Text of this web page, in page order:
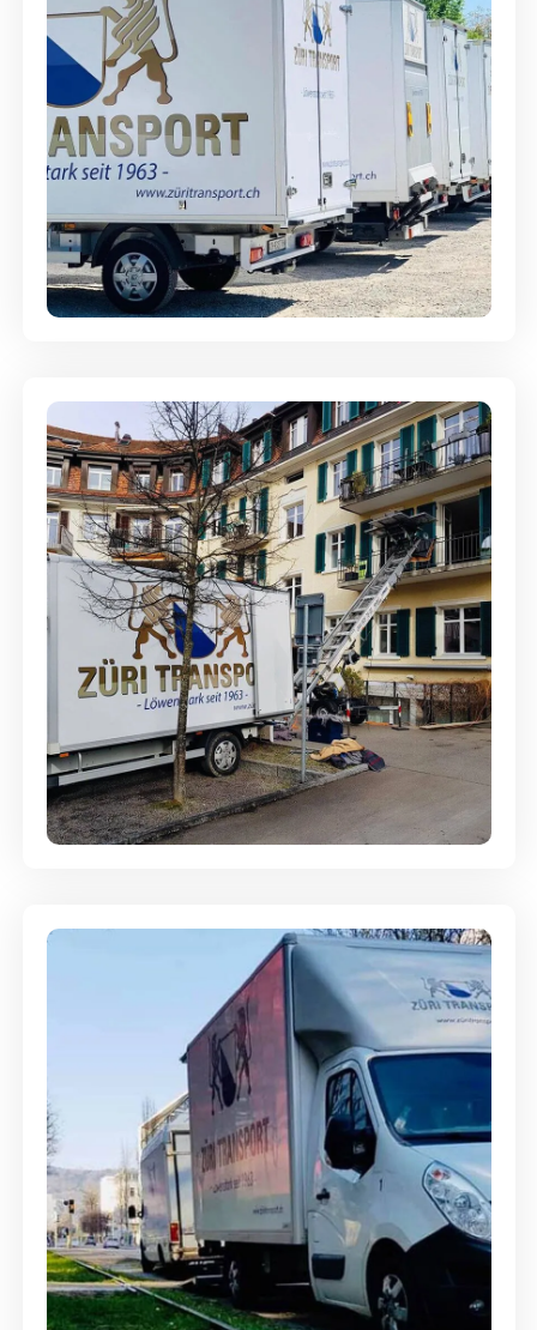
Möbellagerung - Alles sicher
aufbewahrt
Entsorgung & Räumung